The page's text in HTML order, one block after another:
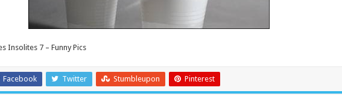
Insolites 7 – Funny Pics
Facebook Twitter Stumbleupon Pinterest